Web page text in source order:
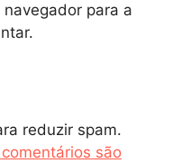
para a
reduzir spam.
são